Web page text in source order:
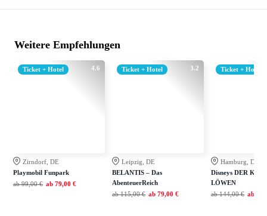
Weitere Empfehlungen
4.6
Ticket + Hotel
Zirndorf, DE
Playmobil Funpark
ab 99,00 € ab 79,00 €
3.2
Ticket + Hotel
Leipzig, DE
BELANTIS – Das
AbenteuerReich
ab 115,00 € ab 79,00 €
Ticket + Hotel
Hamburg, DE
Disneys DER
LÖWEN
ab 144,00 € ab